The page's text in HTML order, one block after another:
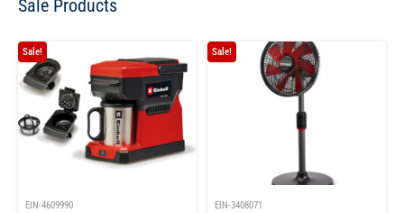
Sale Products
Sale!
EIN-4609990
Sale!
EIN-3408071